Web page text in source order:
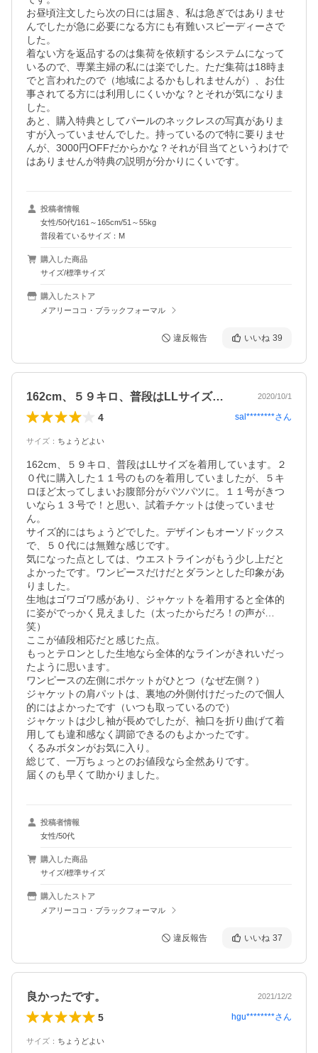
お昼頃注文したら次の日には届き、私は急ぎではありませ
んでしたが急に必要になる方にも有難いスピーディーさで
した。
着ない方を返品するのは集荷を依頼するシステムになって
いるので、専業主婦の私には楽でした。ただ集荷は18時ま
でと言われたので（地域によるかもしれませんが）、お仕
事されてる方には利用しにくいかな？とそれが気になりま
した。
あと、購入特典としてパールのネックレスの写真がありま
すが入っていませんでした。持っているので特に要りませ
んが、3000円OFFだからかな？それが目当てというわけで
はありませんが特典の説明が分かりにくいです。
投稿者情報
女性/50代/161～165cm/51～55kg
普段着ているサイズ：M
購入した商品
サイズ/標準サイズ
購入したストア
メアリーココ・ブラックフォーマル
違反報告 いいね 39
162cm、５９キロ、普段はLLサイズ… 2020/10/1
4 sal********さん
サイズ ： ちょうどよい
162cm、５９キロ、普段はLLサイズを着用しています。２
０代に購入した１１号のものを着用していましたが、５キ
ロほど太ってしまいお腹部分がパツパツに。１１号がきつ
いなら１３号で！と思い、試着チケットは使っていませ
ん。
サイズ的にはちょうどでした。デザインもオーソドックス
で、５０代には無難な感じです。
気になった点としては、ウエストラインがもう少し上だと
よかったです。ワンピースだけだとダランとした印象があ
りました。
生地はゴワゴワ感があり、ジャケットを着用すると全体的
に姿がでっかく見えました（太ったからだろ！の声が…
笑）
ここが値段相応だと感じた点。
もっとテロンとした生地なら全体的なラインがきれいだっ
たように思います。
ワンピースの左側にポケットがひとつ（なぜ左側？）
ジャケットの肩パットは、裏地の外側付けだったので個人
的にはよかったです（いつも取っているので）
ジャケットは少し袖が長めでしたが、袖口を折り曲げて着
用しても違和感なく調節できるのもよかったです。
くるみボタンがお気に入り。
総じて、一万ちょっとのお値段なら全然ありです。
届くのも早くて助かりました。
投稿者情報
女性/50代
購入した商品
サイズ/標準サイズ
購入したストア
メアリーココ・ブラックフォーマル
違反報告 いいね 37
良かったです。 2021/12/2
5 hgu********さん
サイズ ： ちょうどよい